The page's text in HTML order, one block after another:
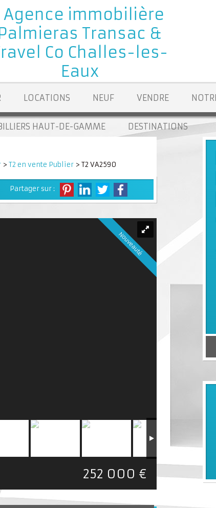
LOCATIONS NEUF VENDRE
HAUT-DE-GAMME DESTINATIONS
> T2 en vente Publier > T2 VA2590
Partager sur :
Nouveauté
252 000 €